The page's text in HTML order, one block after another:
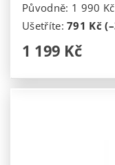
Původně: 1 990 Kč
Ušetříte:791 Kč
1 199 Kč